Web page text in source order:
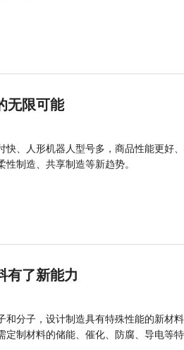
无限可能
快、人形机器人型号多，商品性能更
制造、共享制造等新趋势。
有了新能力
和分子，设计制造具有特殊性能的新材
制材料的储能、催化、防腐、导电等